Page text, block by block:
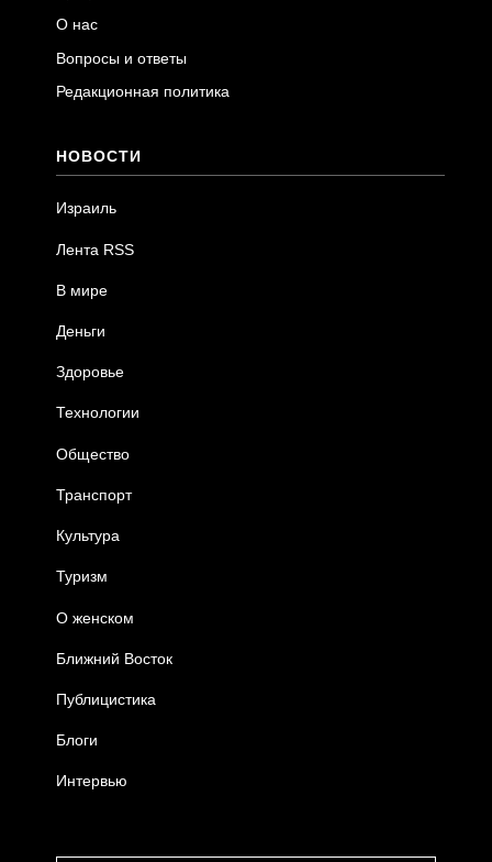
О нас
Вопросы и ответы
Редакционная политика
НОВОСТИ
Израиль
Лента RSS
В мире
Деньги
Здоровье
Технологии
Общество
Транспорт
Культура
Туризм
О женском
Ближний Восток
Публицистика
Блоги
Интервью